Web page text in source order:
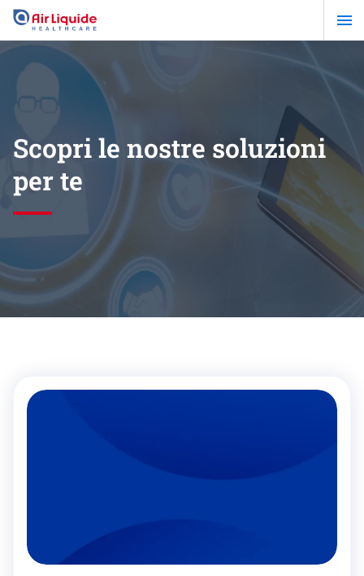
Salta
principale
Scopri le nostre soluzioni
per te